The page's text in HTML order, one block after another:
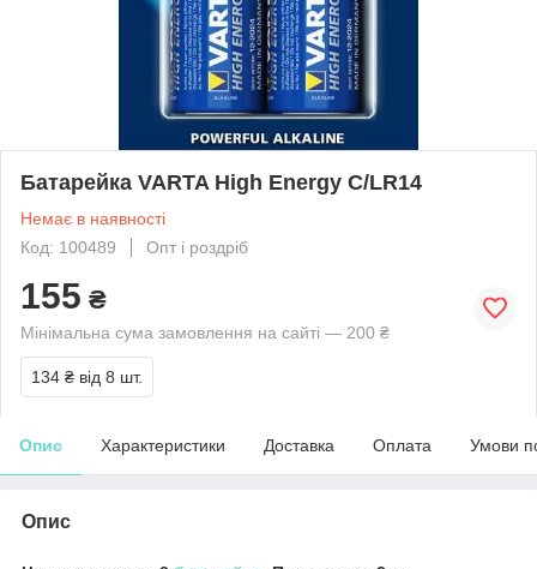
Батарейка VARTA High Energy C/LR14
Немає в наявності
Код: 100489
Опт і роздріб
155 ₴
Мінімальна сума замовлення на сайті — 200 ₴
134 ₴ від 8 шт.
Опис Характеристики Доставка Оплата Умови
Опис